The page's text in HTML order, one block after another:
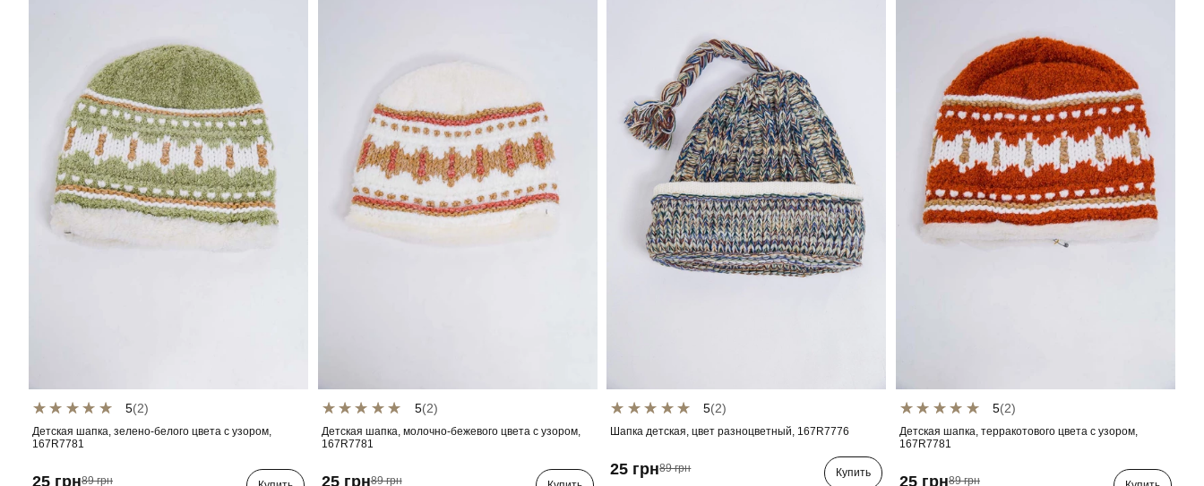
5(2)
Детская шапка, зелено-белого цвета с узором,
167R7781
25 грн89 грн
5(2)
Детская шапка, молочно-бежевого цвета с узором,
167R7781
25 грн89 грн
5(2)
Шапка детская, цвет разноцветный, 167R7776
25 грн89 грн Купить
5(2)
Детская шапка, терракотового цвета с узором,
167R7781
25 грн89 грн